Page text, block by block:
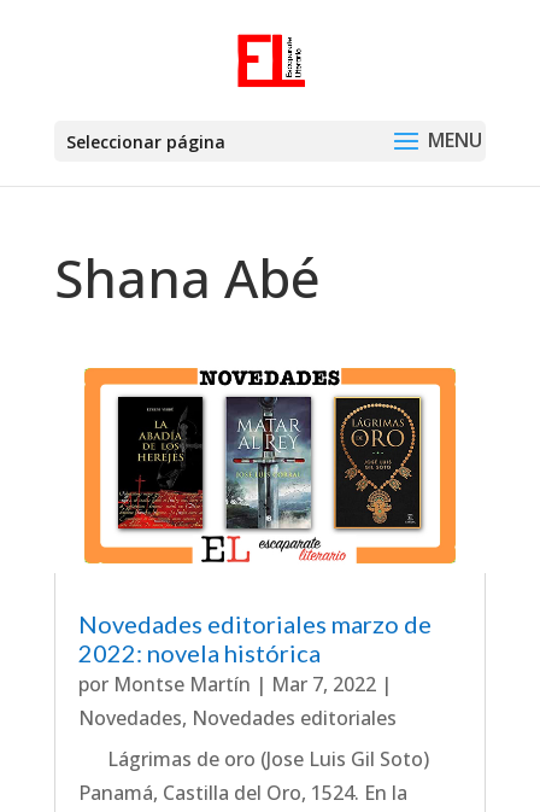
Seleccionar página
Shana Abé
Novedades editoriales marzo de
2022: novela histórica
por Montse Martín | Mar 7, 2022|
Novedades, Novedades editoriales
Lágrimas de oro (Jose Luis Gil Soto)
Panamá, Castilla del Oro, 1524. En la